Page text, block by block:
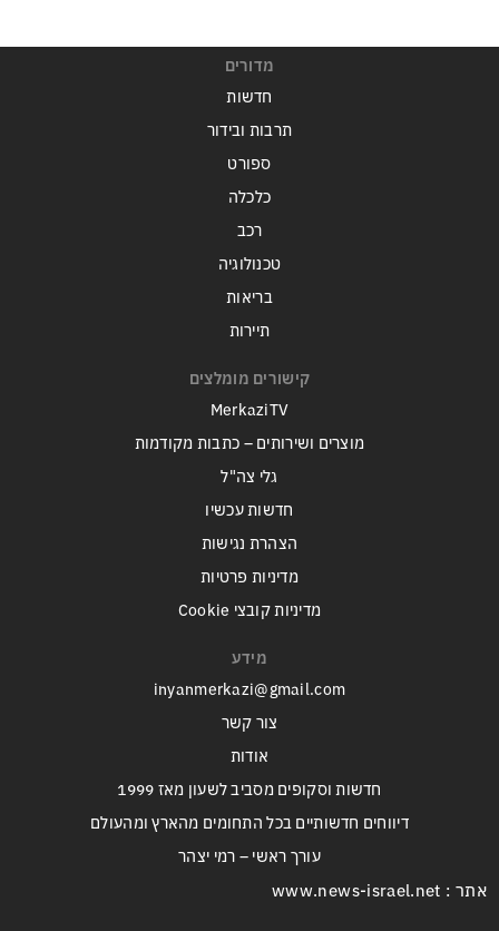
מדורים
חדשות
תרבות ובידור
ספורט
כלכלה
רכב
טכנולוגיה
בריאות
תיירות
קישורים מומלצים
MerkaziTV
מוצרים ושירותים – כתבות מקודמות
גלי צה"ל
חדשות עכשיו
הצהרת נגישות
מדיניות פרטיות
מדיניות קובצי Cookie
מידע
inyanmerkazi@gmail.com
צור קשר
אודות
חדשות וסקופים מסביב לשעון מאז 1999
דיווחים חדשותיים בכל התחומים מהארץ ומהעולם
עורך ראשי – רמי יצהר
אתר : www.news-israel.net